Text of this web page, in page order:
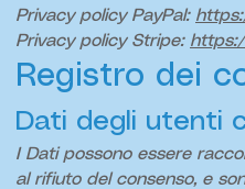
Privacy policy PayPal:
Privacy policy Stripe:
Registro dei
Dati degli utenti
I Dati possono essere
al rifiuto del consenso, e